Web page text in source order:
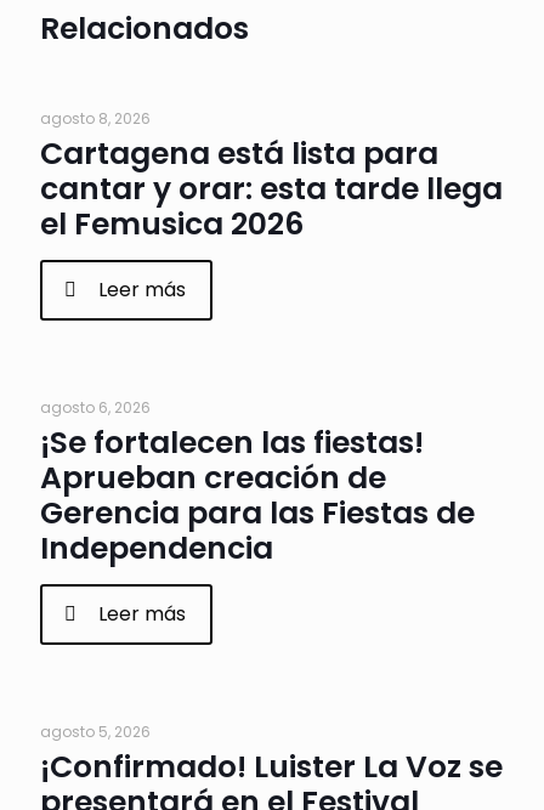
Relacionados
agosto 8, 2026
Cartagena está lista para
cantar y orar: esta tarde llega
el Femusica 2026
Leer más
agosto 6, 2026
¡Se fortalecen las fiestas!
Aprueban creación de
Gerencia para las Fiestas de
Independencia
Leer más
agosto 5, 2026
¡Confirmado! Luister La Voz se